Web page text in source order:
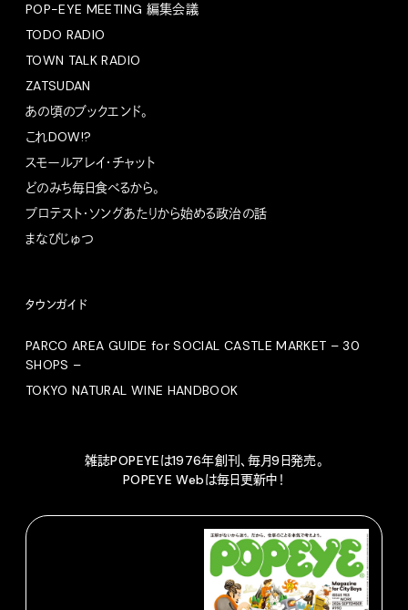
POP-EYE MEETING 編集会議
TODO RADIO
TOWN TALK RADIO
ZATSUDAN
あの頃のブックエンド。
これDOW!?
スモールアレイ・チャット
どのみち毎日食べるから。
プロテスト・ソングあたりから始める政治の話
まなびじゅつ
タウンガイド
PARCO AREA GUIDE for SOCIAL CASTLE MARKET – 30
SHOPS –
TOKYO NATURAL WINE HANDBOOK
雑誌POPEYEは1976年創刊、毎月9日発売。
POPEYE Webは毎日更新中！